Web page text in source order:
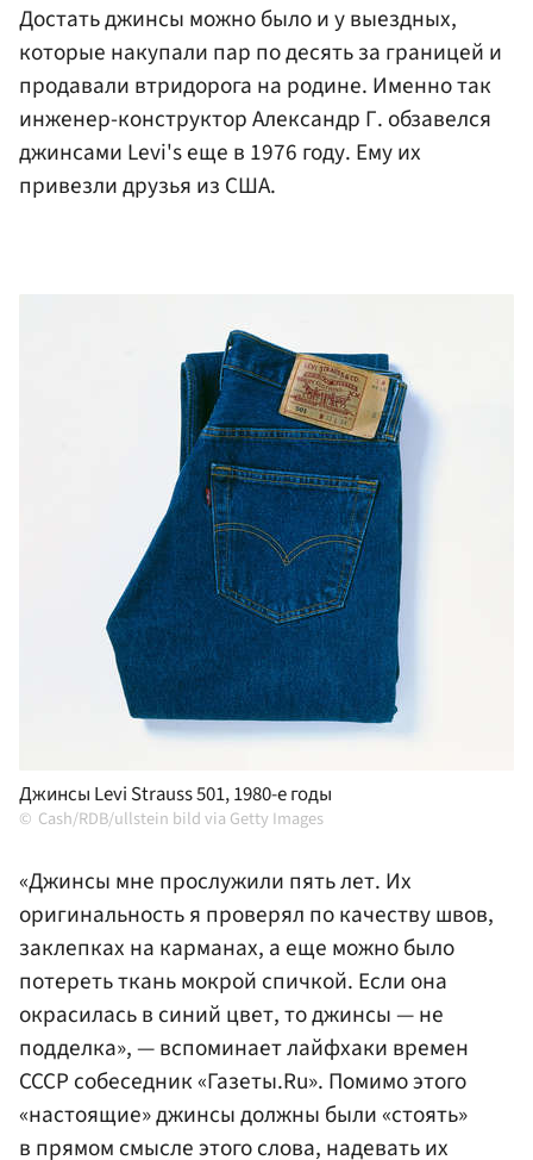
Достать джинсы можно было и у выездных,
которые накупали пар по десять за границей и
продавали втридорога на родине. Именно так
инженер-конструктор Александр Г. обзавелся
джинсами Levi's еще в 1976 году. Ему их
привезли друзья из США.
Джинсы Levi Strauss 501, 1980-е годы
Cash/RDB/ullstein bild via Getty Images
«Джинсы мне прослужили пять лет. Их
оригинальность я проверял по качеству швов,
заклепках на карманах, а еще можно было
потереть ткань мокрой спичкой. Если она
окрасилась в синий цвет, то джинсы — не
подделка», — вспоминает лайфхаки времен
СССР собеседник «Газеты.Ru». Помимо этого
«настоящие» джинсы должны были «стоять»
в прямом смысле этого слова, надевать их